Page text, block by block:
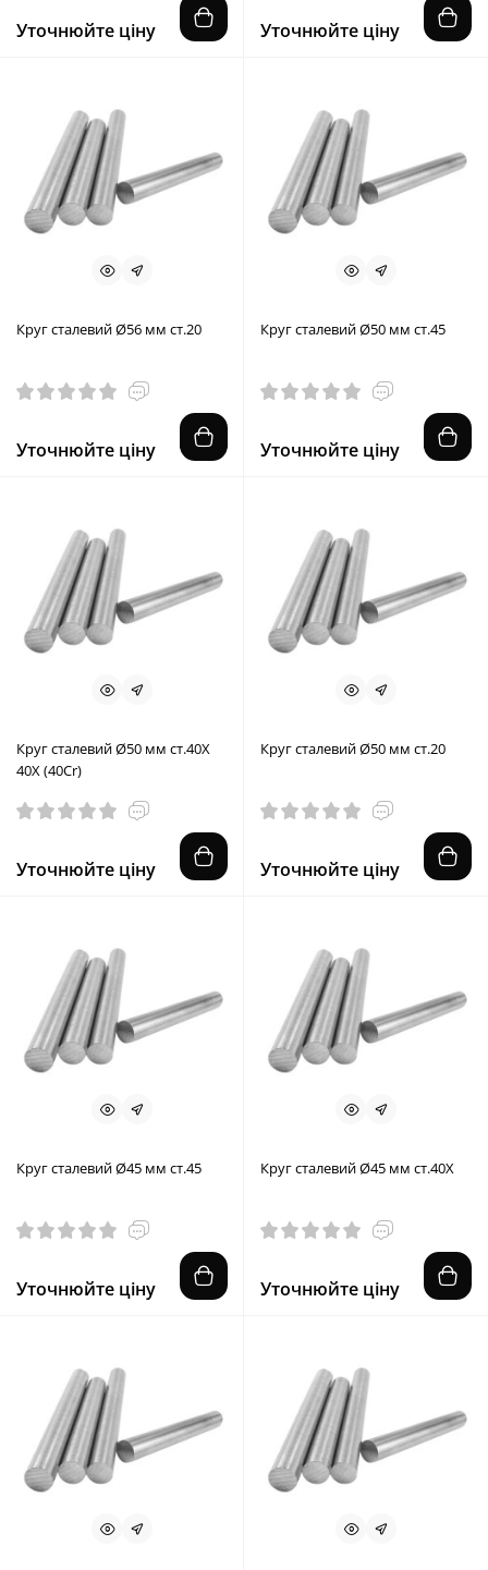
Уточнюйте ціну Уточнюйте ціну
Круг сталевий Ø56 мм ст.20
Уточнюйте ціну
Круг сталевий Ø50 мм ст.45
Уточнюйте ціну
Круг сталевий Ø50 мм ст.40X
40Х (40Cr)
Уточнюйте ціну
Круг сталевий Ø50 мм ст.20
Уточнюйте ціну
Круг сталевий Ø45 мм ст.45
Уточнюйте ціну
Круг сталевий Ø45 мм ст.40X
Уточнюйте ціну